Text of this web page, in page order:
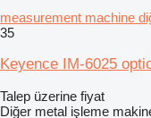
measurement machine
35
Keyence IM-6025
Talep üzerine fiyat
Diğer metal işleme